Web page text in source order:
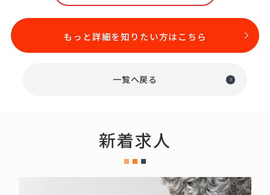
もっと詳細を知りたい方はこちら
一覧へ戻る
新着求人